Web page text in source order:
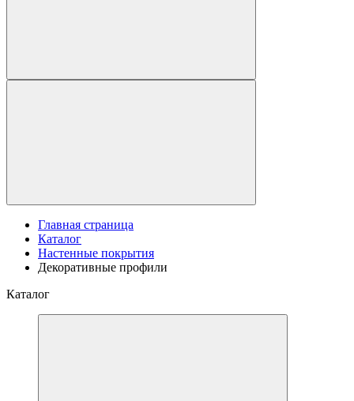
Главная страница
Каталог
Настенные покрытия
Декоративные профили
Каталог